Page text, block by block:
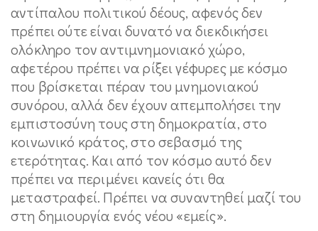
αντίπαλου πολιτικού δέους, αφενός δεν
πρέπει ούτε είναι δυνατό να διεκδικήσει
ολόκληρο τον αντιμνημονιακό χώρο,
αφετέρου πρέπει να ρίξει γέφυρες με κόσμο
που βρίσκεται πέραν του μνημονιακού
συνόρου, αλλά δεν έχουν απεμπολήσει την
εμπιστοσύνη τους στη δημοκρατία, στο
κοινωνικό κράτος, στο σεβασμό της
ετερότητας. Και από τον κόσμο αυτό δεν
πρέπει να περιμένει κανείς ότι θα
μεταστραφεί. Πρέπει να συναντηθεί μαζί του
στη δημιουργία ενός νέου «εμείς».